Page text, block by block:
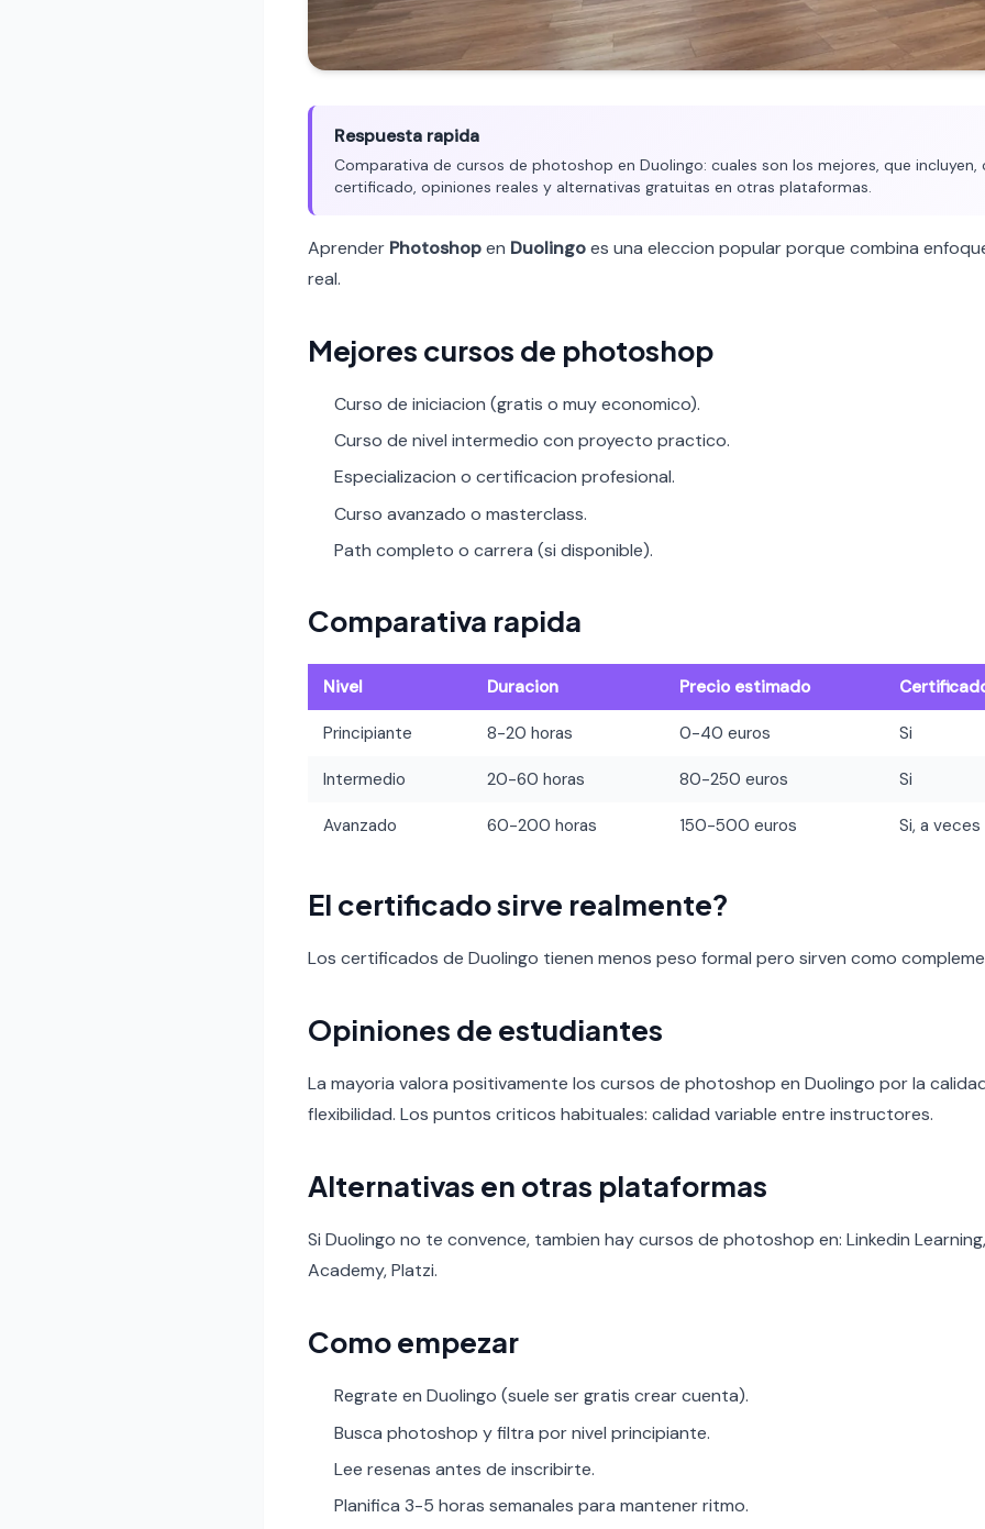
Respuesta rapida
Comparativa de cursos de photoshop en Duolingo: cuales son los mejores, que incluyen,
certificado, opiniones reales y alternativas gratuitas en otras plataformas.
Aprender Photoshopen Duolingoes una eleccion popular porque combina
real.
Mejores cursos de photoshop
Curso de iniciacion (gratis o muy economico).
Curso de nivel intermedio con proyecto practico.
Especializacion o certificacion profesional.
Curso avanzado o masterclass.
Path completo o carrera (si disponible).
Comparativa rapida
Nivel Duracion Precio estimado
Principiante 8-20 horas 0-40 euros Si
Intermedio 20-60 horas 80-250 euros Si
Avanzado 60-200 horas 150-500 euros Si, a
El certificado sirve realmente?
Los certificados de Duolingo tienen menos peso formal pero sirven como
Opiniones de estudiantes
La mayoria valora positivamente los cursos de photoshop en Duolingo por la
flexibilidad. Los puntos criticos habituales: calidad variable entre instructores.
Alternativas en otras plataformas
Si Duolingo no te convence, tambien hay cursos de photoshop en: Linkedin
Academy, Platzi.
Como empezar
Regrate en Duolingo (suele ser gratis crear cuenta).
Busca photoshop y filtra por nivel principiante.
Lee resenas antes de inscribirte.
Planifica 3-5 horas semanales para mantener ritmo.